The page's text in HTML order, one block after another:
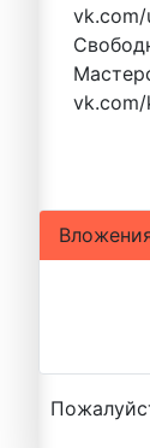
vk.com/
vk.com/